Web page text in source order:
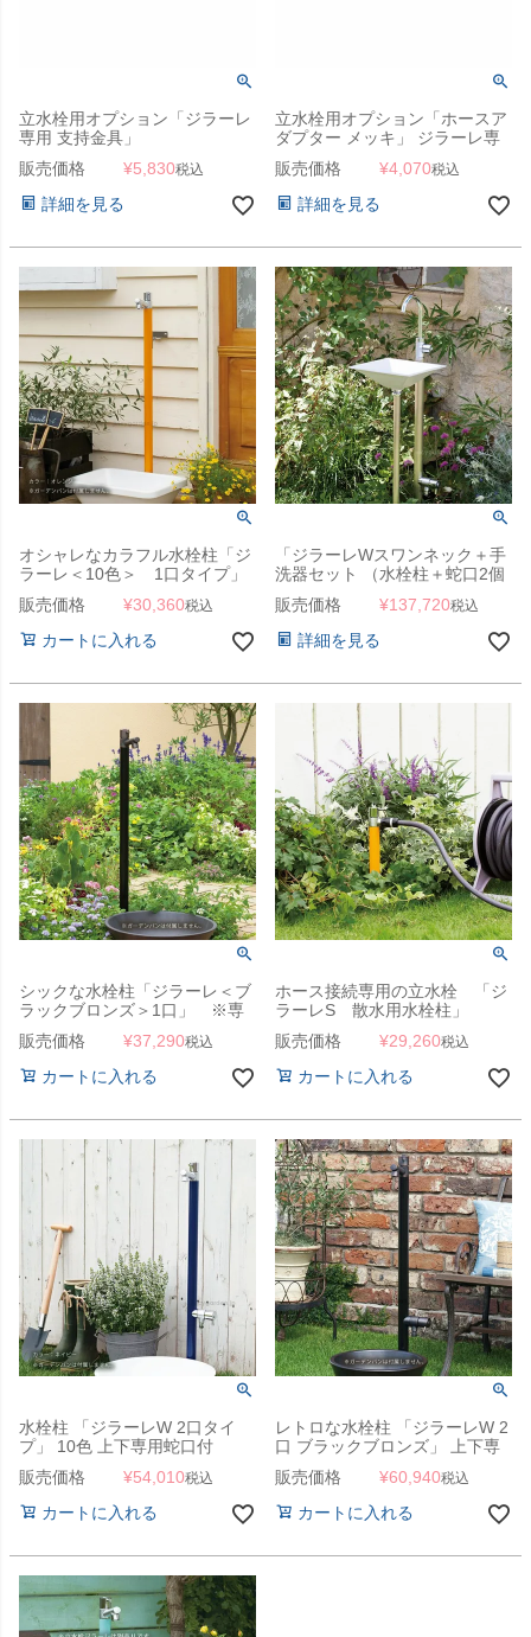
立水栓用オプション「ジラーレ
専用 支持金具」
販売価格
¥5,830税込
詳細を見る
立水栓用オプション「ホースア
ダプター メッキ」 ジラーレ専
用 蛇口オプション
販売価格 ¥4,070税込
詳細を見る
オシャレなカラフル水栓柱「ジ
ラーレ＜10色＞ 1口タイプ」
専用蛇口付き
販売価格 ¥30,360税込
カートに入れる
「ジラーレWスワンネック＋手
洗器セット （水栓柱＋蛇口2個
＋手洗器）」
販売価格 ¥137,720税込
詳細を見る
シックな水栓柱「ジラーレ＜ブ
ラックブロンズ＞1口」 ※専
用蛇口付
販売価格 ¥37,290税込
カートに入れる
ホース接続専用の立水栓 「ジ
ラーレS 散水用水栓柱」
販売価格
¥29,260税込
カートに入れる
水栓柱 「ジラーレW 2口タイ
プ」 10色 上下専用蛇口付
販売価格
¥54,010税込
カートに入れる
レトロな水栓柱 「ジラーレW 2
口 ブラックブロンズ」 上下専
用蛇口付
販売価格 ¥60,940税込
カートに入れる